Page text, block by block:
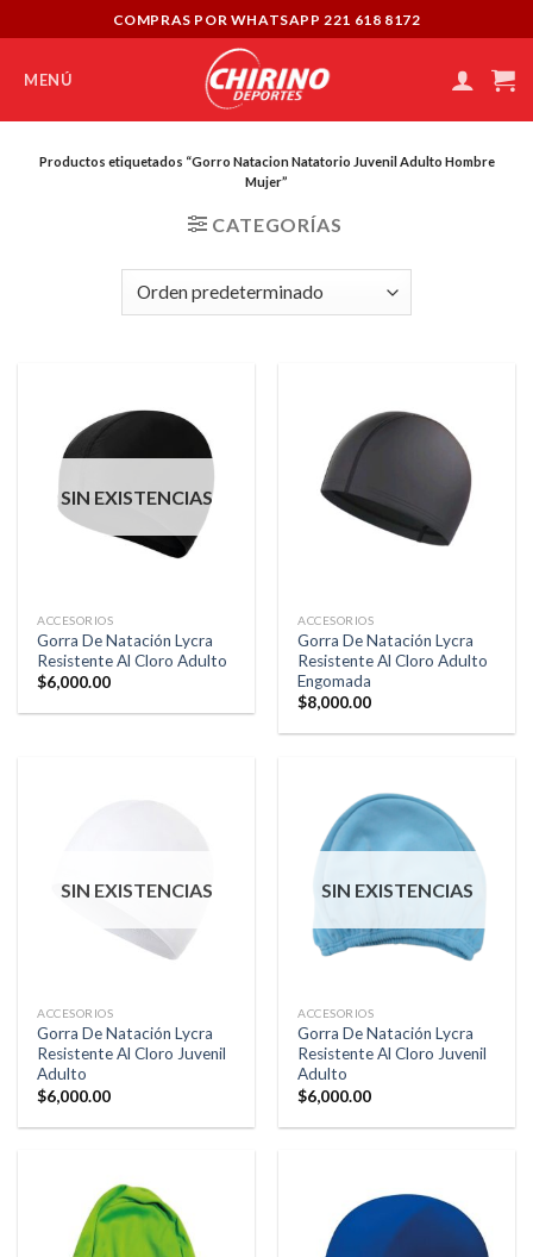
to
content
COMPRAS POR WHATSAPP 221 618 8172
MENÚ
Productos etiquetados “Gorro Natacion Natatorio Juvenil Adulto Hombre
Mujer”
CATEGORÍAS
SIN EXISTENCIAS
ACCESORIOS
Gorra De Natación Lycra
Resistente Al Cloro Adulto
$6,000.00
ACCESORIOS
Gorra De Natación Lycra
Resistente Al Cloro Adulto
Engomada
$8,000.00
SIN EXISTENCIAS
ACCESORIOS
Gorra De Natación Lycra
Resistente Al Cloro Juvenil
Adulto
$6,000.00
SIN EXISTENCIAS
ACCESORIOS
Gorra De Natación Lycra
Resistente Al Cloro Juvenil
Adulto
$6,000.00